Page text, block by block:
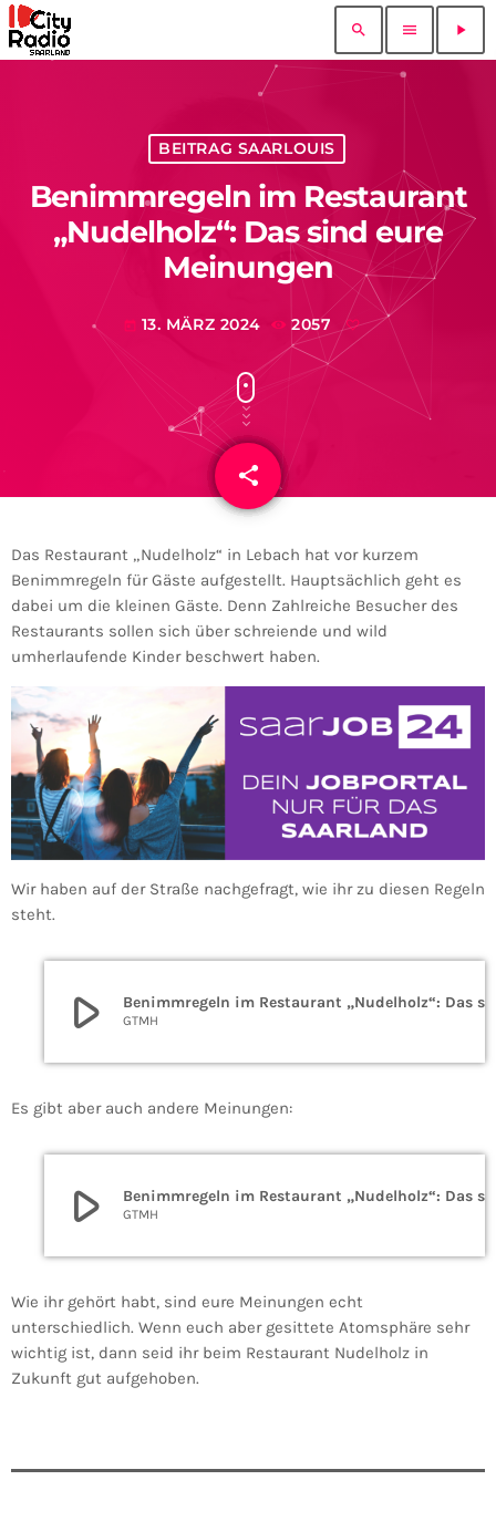
search menu play_arrow
BEITRAG SAARLOUIS
Benimmregeln im Restaurant
„Nudelholz“: Das sind eure
Meinungen
today 13. MÄRZ 2024 2057
share
email
Das Restaurant „Nudelholz“ in Lebach hat vor kurzem
Benimmregeln für Gäste aufgestellt. Hauptsächlich geht es
dabei um die kleinen Gäste. Denn Zahlreiche Besucher des
Restaurants sollen sich über schreiende und wild
umherlaufende Kinder beschwert haben.
Wir haben auf der Straße nachgefragt, wie ihr zu diesen Regeln
steht.
play_arrow GTMH
Es gibt aber auch andere Meinungen:
play_arrow GTMH
Wie ihr gehört habt, sind eure Meinungen echt
unterschiedlich. Wenn euch aber gesittete Atomsphäre sehr
wichtig ist, dann seid ihr beim Restaurant Nudelholz in
Zukunft gut aufgehoben.